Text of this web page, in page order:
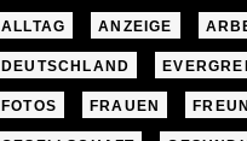
ALLTAG ANZEIGE
DEUTSCHLAND
FOTOS FRAUEN